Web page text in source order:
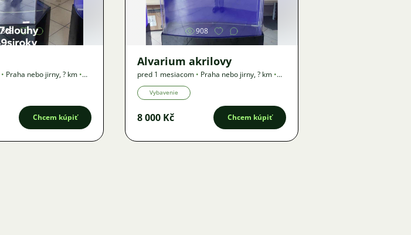
883
• Praha nebo jirny,? km •
Chcem kúpiť
908
Alvarium akrilovy
pred 1 mesiacom • Praha nebo jirny,? km •
Ponuka
Vybavenie
8 000 Kč Chcem kúpiť